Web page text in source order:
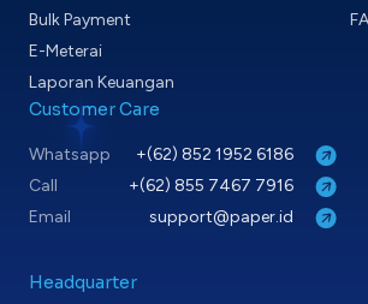
Bulk Payment
E-Meterai
Laporan Keuangan
Customer Care
Whatsapp
+(62) 852 1952 6186
Call
+(62) 855 7467 7916
Email
support@paper.id
Headquarter